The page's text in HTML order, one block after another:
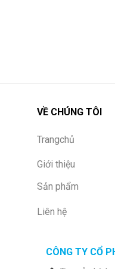
VỀ CHÚNG TÔI
Trangchủ
Giới thiệu
Sản phẩm
Liên hệ
CÔNG TY CỔ